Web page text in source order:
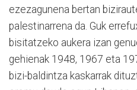
ezezagunena bertan
palestinarrena da. Guk
bisitatzeko aukera izan
gehienak 1948, 1967 eta
bizi-baldintza kaskarrak